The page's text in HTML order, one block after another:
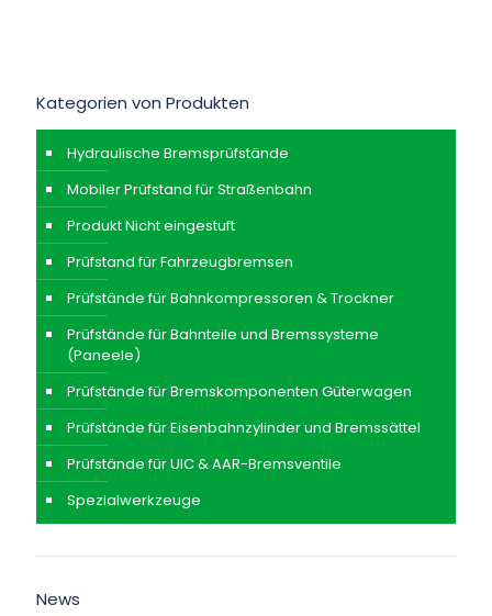
Kategorien von Produkten
Hydraulische Bremsprüfstände
Mobiler Prüfstand für Straßenbahn
Produkt Nicht eingestuft
Prüfstand für Fahrzeugbremsen
Prüfstände für Bahnkompressoren & Trockner
Prüfstände für Bahnteile und Bremssysteme
(Paneele)
Prüfstände für Bremskomponenten Güterwagen
Prüfstände für Eisenbahnzylinder und Bremssättel
Prüfstände für UIC & AAR-Bremsventile
Spezialwerkzeuge
News